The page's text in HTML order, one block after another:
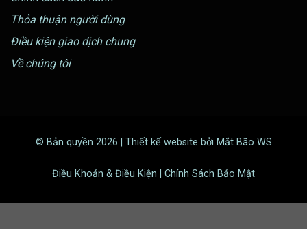
Thỏa thuận người dùng
Điều kiện giao dịch chung
Về chúng tôi
© Bản quyền 2026 | Thiết kế website bởi Mắt Bão WS
Điều Khoản & Điều Kiện | Chính Sách Bảo Mật